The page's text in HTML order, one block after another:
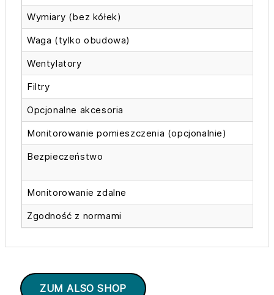
Wymiary (bez kółek)
Waga (tylko obudowa)
Wentylatory
Filtry
Opcjonalne akcesoria
Monitorowanie pomieszczenia (opcjonalnie)
Bezpieczeństwo
Monitorowanie zdalne
Zgodność z normami
ZUM ALSO SHOP